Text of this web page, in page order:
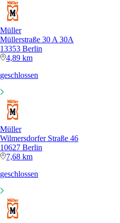
Müller
Müllerstraße 30 A 30A
13353 Berlin
4,89 km
geschlossen
Müller
Wilmersdorfer Straße 46
10627 Berlin
7,68 km
geschlossen